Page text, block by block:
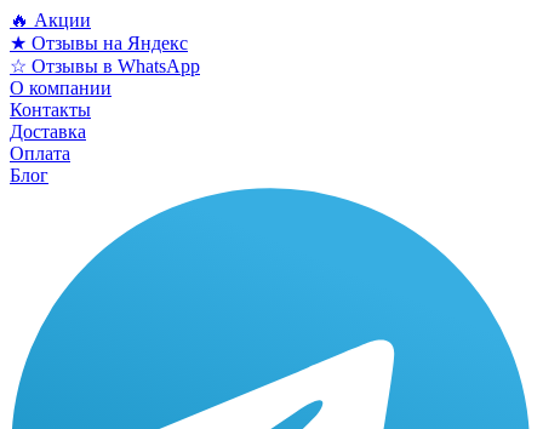
🔥 Акции
★ Отзывы на Яндекс
☆ Отзывы в WhatsApp
О компании
Контакты
Доставка
Оплата
Блог